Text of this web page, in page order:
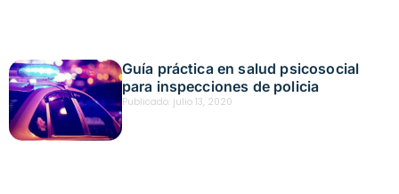
Guía práctica en salud psicosocial
para inspecciones de policia
Publicado: julio 13, 2020